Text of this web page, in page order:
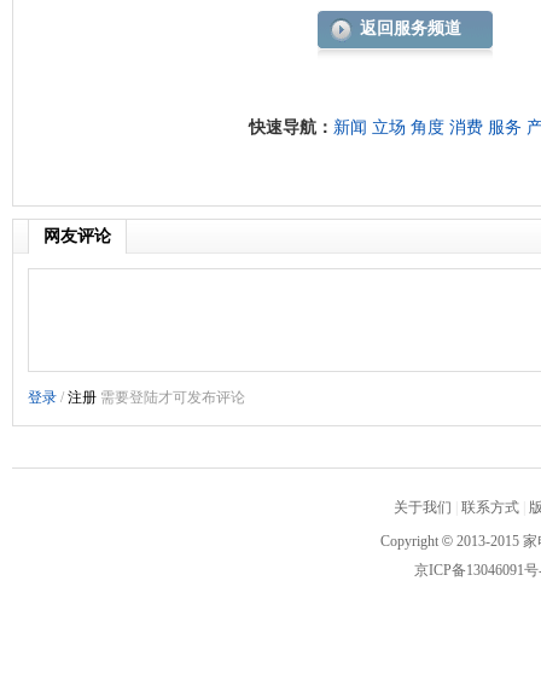
返回服务频道
快速导航： 新闻 立场 角度 消费 服务
网友评论
关于我们 联系方式
Copyright © 2013-2015
京ICP备13046091号